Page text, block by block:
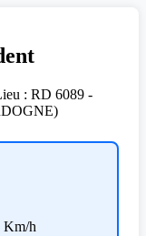
: RD 6089 -
Km/h